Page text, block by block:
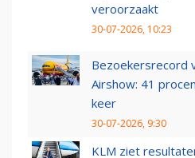
veroorzaakt
30-07-2026, 10:23
Bezoekersrecord
Airshow: 41
keer
30-07-2026, 9:30
KLM ziet